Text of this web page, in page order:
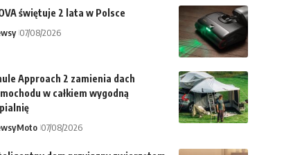
świętuje 2 lata w Polsce
07/08/2026
Approach 2 zamienia dach
w całkiem wygodną
Moto 07/08/2026